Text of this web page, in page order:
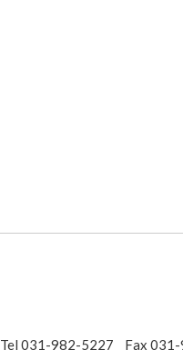
Tel 031-982-5227 Fax